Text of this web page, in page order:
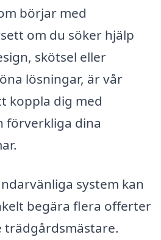
börjar med
om du söker hjälp
skötsel eller
lösningar, är vår
koppla dig med
förverkliga dina
system kan
begära flera offerter
trädgårdsmästare.